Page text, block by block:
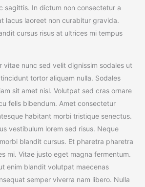
sagittis. In dictum non consectetur a
lacus laoreet non curabitur gravida.
cursus risus at ultrices mi tempus
vitae nunc sed velit dignissim sodales ut
tortor aliquam nulla. Sodales
sit amet nisl. Volutpat sed cras ornare
felis bibendum. Amet consectetur
habitant morbi tristique senectus.
vestibulum lorem sed risus. Neque
blandit cursus. Et pharetra pharetra
mi. Vitae justo eget magna fermentum.
enim blandit volutpat maecenas
semper viverra nam libero. Nulla